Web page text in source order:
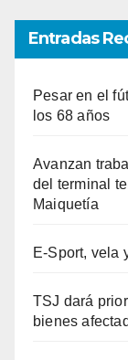
Entradas
Pesar en el
los 68 años
Avanzan
del terminal
Maiquetía
E-Sport, vela
TSJ dará
bienes